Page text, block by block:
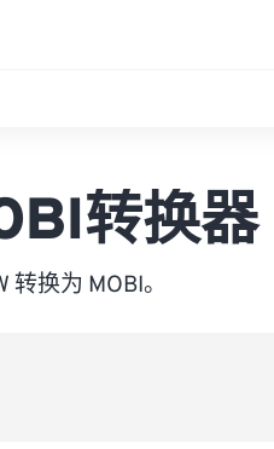
转换器
换为 MOBI。